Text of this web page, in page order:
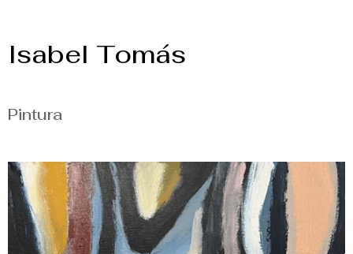
Isabel Tomás
Pintura